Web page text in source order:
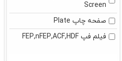
Screen
صفحه چاپ Plate
فیلم فپ FEP,nFEP,ACF,HDF